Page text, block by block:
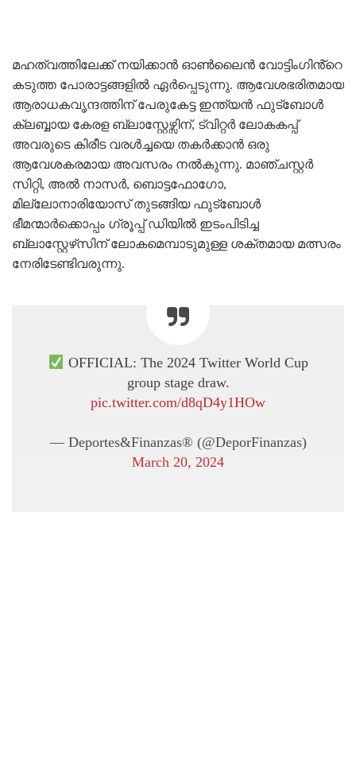
മഹത്വത്തിലേക്ക് നയിക്കാൻ ഓൺലൈൻ വോട്ടിംഗിൻ്റെ
കടുത്ത പോരാട്ടങ്ങളിൽ ഏർപ്പെടുന്നു. ആവേശഭരിതമായ
ആരാധകവൃന്ദത്തിന് പേരുകേട്ട ഇന്ത്യൻ ഫുട്ബോൾ
ക്ലബ്ബായ കേരള ബ്ലാസ്റ്റേഴ്സിന്, ട്വിറ്റർ ലോകകപ്പ്
അവരുടെ കിരീട വരൾച്ചയെ തകർക്കാൻ ഒരു
ആവേശകരമായ അവസരം നൽകുന്നു. മാഞ്ചസ്റ്റർ
സിറ്റി, അൽ നാസർ, ബൊട്ടഫോഗോ,
മില്ലോനാരിയോസ് തുടങ്ങിയ ഫുട്ബോൾ
ഭീമന്മാർക്കൊപ്പം ഗ്രൂപ്പ് ഡിയിൽ ഇടംപിടിച്ച
ബ്ലാസ്റ്റേഴ്‌സിന് ലോകമെമ്പാടുമുള്ള ശക്തമായ മത്സരം
നേരിടേണ്ടിവരുന്നു.
OFFICIAL: The 2024 Twitter World Cup
group stage draw.
pic.twitter.com/d8qD4y1HOw
— Deportes&Finanzas® (@DeporFinanzas)
March 20, 2024